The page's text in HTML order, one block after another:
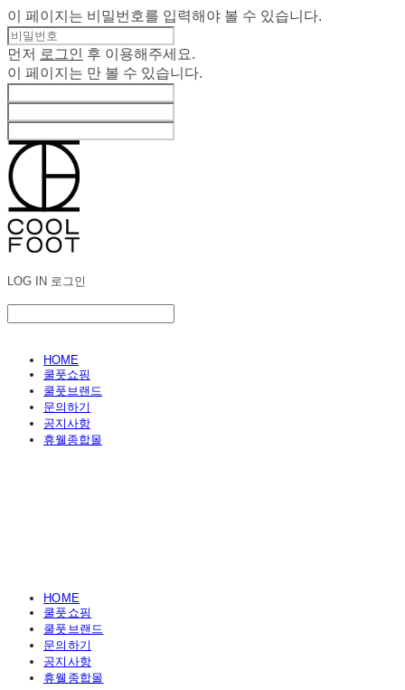
이 페이지는 비밀번호를 입력해야 볼 수 있습니다.
먼저 로그인
후 이용해주세요.
이 페이지는 만 볼 수 있습니다.
LOG IN 로그인
HOME
쿨풋쇼핑
쿨풋브랜드
문의하기
공지사항
휴웰종합몰
HOME
쿨풋쇼핑
쿨풋브랜드
문의하기
공지사항
휴웰종합몰